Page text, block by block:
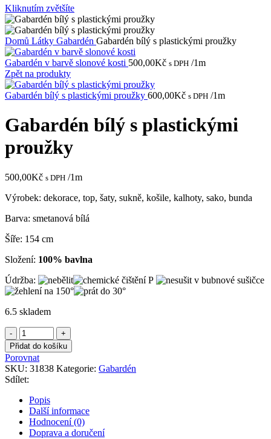
Kliknutím zvětšíte
Domů Látky Gabardén Gabardén bílý s plastickými proužky
Gabardén v barvě slonové kosti 500,00Kč s DPH /1m
Zpět na produkty
Gabardén bílý s plastickými proužky 600,00Kč s DPH /1m
Gabardén bílý s plastickými
proužky
500,00Kč s DPH /1m
Výrobek: dekorace, top, šaty, sukně, košile, kalhoty, sako, bunda
Barva: smetanová bílá
Šíře: 154 cm
Složení: 100% bavlna
Údržba:
6.5 skladem
Gabardén
bílý
s
plastickými
proužky
množství
Přidat do košíku
Porovnat
SKU: 31838 Kategorie: Gabardén
Sdílet:
Popis
Další informace
Hodnocení (0)
Doprava a doručení